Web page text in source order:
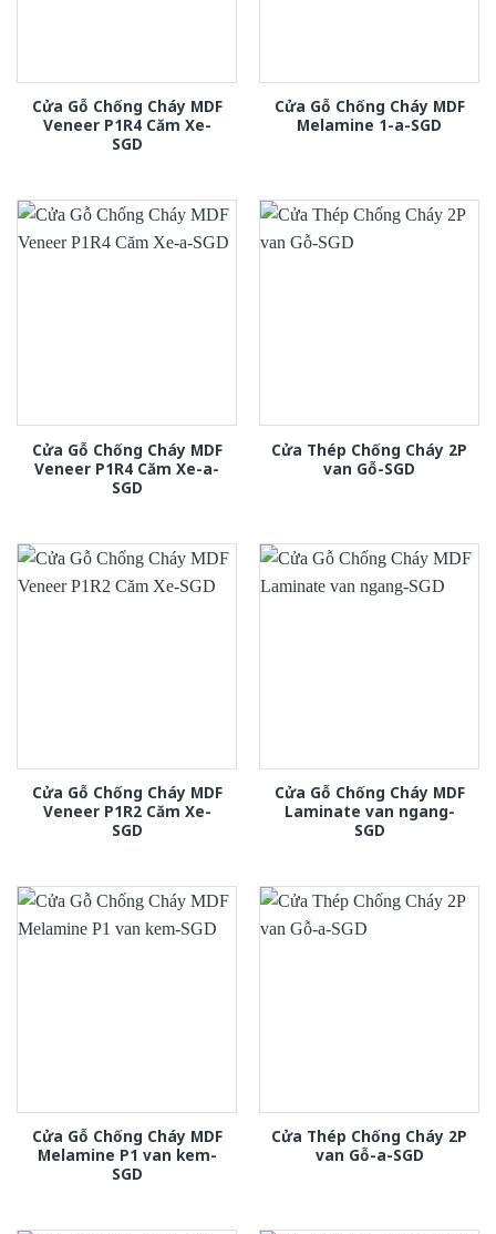
Cửa Gỗ Chống Cháy MDF
Veneer P1R4 Căm Xe-
SGD
Cửa Gỗ Chống Cháy MDF
Melamine 1-a-SGD
Cửa Gỗ Chống Cháy MDF
Veneer P1R4 Căm Xe-a-
SGD
Cửa Thép Chống Cháy 2P
van Gỗ-SGD
Cửa Gỗ Chống Cháy MDF
Veneer P1R2 Căm Xe-
SGD
Cửa Gỗ Chống Cháy MDF
Laminate van ngang-
SGD
Cửa Gỗ Chống Cháy MDF
Melamine P1 van kem-
SGD
Cửa Thép Chống Cháy 2P
van Gỗ-a-SGD